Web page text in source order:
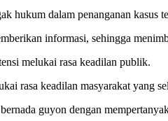
hukum dalam penanganan kasus
informasi, sehingga
melukai rasa keadilan publik.
rasa keadilan masyarakat yang
guyon dengan